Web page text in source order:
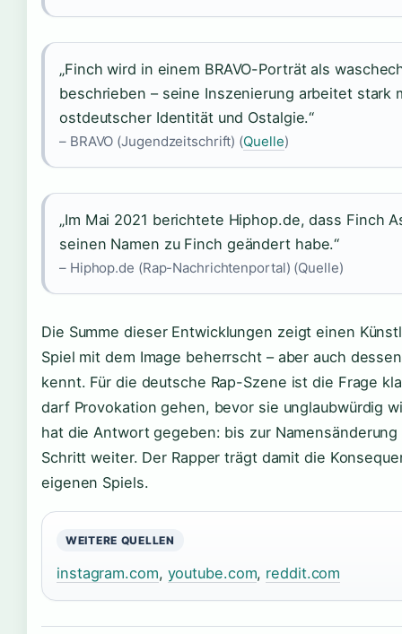
„Finch wird in einem BRAVO-Porträt als
beschrieben – seine Inszenierung arbeitet stark
ostdeutscher Identität und Ostalgie.“
– BRAVO (Jugendzeitschrift) (Quelle)
„Im Mai 2021 berichtete Hiphop.de, dass Finch
seinen Namen zu Finch geändert habe.“
– Hiphop.de (Rap-Nachrichtenportal) (Quelle)
Die Summe dieser Entwicklungen zeigt einen
Spiel mit dem Image beherrscht – aber auch
kennt. Für die deutsche Rap-Szene ist die Frage
darf Provokation gehen, bevor sie unglaubwürdig
hat die Antwort gegeben: bis zur
Schritt weiter. Der Rapper trägt damit die
eigenen Spiels.
WEITERE QUELLEN
instagram.com, youtube.com, reddit.com